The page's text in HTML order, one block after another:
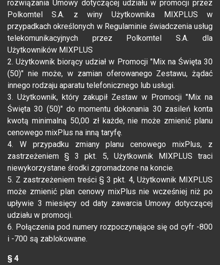
rozwiązania Umowy dotyczącej udziału w promocji przez
Polkomtel S.A. z winy Użytkownika MIXPLUS w
przypadkach określonych w Regulaminie świadczenia usług
telekomunikacyjnych przez Polkomtel S.A. dla
Użytkowników MIXPLUS
2. Użytkownik biorący udział w Promocji "Mix na Święta 30
(50)" nie może, w zamian oferowanego Zestawu, żądać
innego rodzaju aparatu telefonicznego lub usługi.
3. Użytkownik, który zakupił Zestaw w Promocji "Mix na
Święta 30 (50)" do momentu dokonania 30 zasileń konta
kwotą minimalną 50,00 zł każde, nie może zmienić planu
cenowego mixPlus na inną taryfę.
4. W przypadku zmiany planu cenowego mixPlus, z
zastrzeżeniem § 3 pkt. 5, Użytkownik MIXPLUS traci
niewykorzystane środki zgromadzone na koncie.
5. Z zastrzeżeniem treści § 3 pkt. 4, Użytkownik MIXPLUS
może zmienić plan cenowy mixPlus nie wcześniej niż po
upływie 3 miesięcy od daty zawarcia Umowy dotyczącej
udziału w promocji.
6. Połączenia pod numery rozpoczynające się od cyfr -800
i -700 są zablokowane.
§ 4